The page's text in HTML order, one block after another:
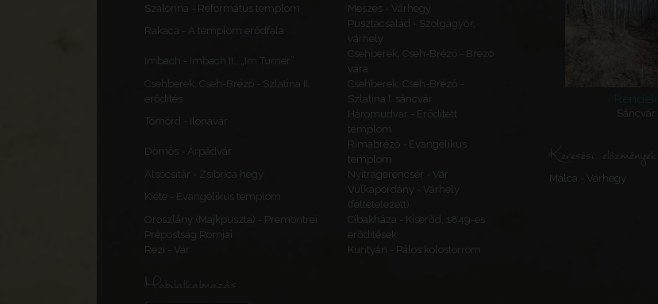
Szalonna - Református templom
Meszes - Várhegy
Rakaca - A templom erődfala
Pusztacsalád - Szolgagyőr,
várhely
Imbach - Imbach II., „Im Turner”
Csehberek, Cseh-Brézó - Brezó
vára
Csehberek, Cseh-Brézó - Szlatina II.
erődítés
Csehberek, Cseh-Brézó -
Szlatina I. sáncvár
Tömörd - Ilonavár
Háromudvar - Erődített
templom
Dömös - Árpádvár
Rimabrézó - Evangélikus
templom
Alsócsitár - Zsibrica hegy
Nyitragerencsér - Vár
Kiéte - Evangélikus templom
Vulkapordány - Várhely
(feltételezett)
Oroszlány (Majkpuszta) - Premontrei
Prépostság Romjai
Cibakháza - Kiserőd, 1849-es
erődítések
Rezi - Vár
Kurityán - Pálos kolostorrom
Mobilalkalmazás
Rendek
Sáncvár
Keresési előzmények
Málca - Várhegy